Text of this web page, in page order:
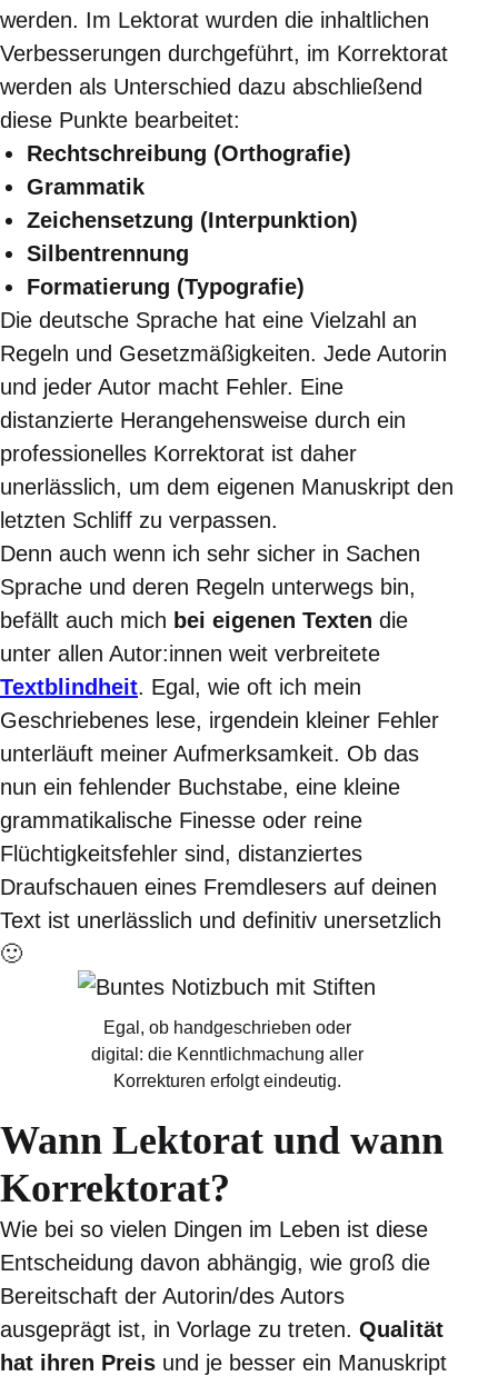
werden. Im Lektorat wurden die inhaltlichen
Verbesserungen durchgeführt, im Korrektorat
werden als Unterschied dazu abschließend
diese Punkte bearbeitet:
Rechtschreibung (Orthografie)
Grammatik
Zeichensetzung (Interpunktion)
Silbentrennung
Formatierung (Typografie)
Die deutsche Sprache hat eine Vielzahl an
Regeln und Gesetzmäßigkeiten. Jede Autorin
und jeder Autor macht Fehler. Eine
distanzierte Herangehensweise durch ein
professionelles Korrektorat ist daher
unerlässlich, um dem eigenen Manuskript den
letzten Schliff zu verpassen.
Denn auch wenn ich sehr sicher in Sachen
Sprache und deren Regeln unterwegs bin,
befällt auch mich bei eigenen Texten die
unter allen Autor:innen weit verbreitete
Textblindheit. Egal, wie oft ich mein
Geschriebenes lese, irgendein kleiner Fehler
unterläuft meiner Aufmerksamkeit. Ob das
nun ein fehlender Buchstabe, eine kleine
grammatikalische Finesse oder reine
Flüchtigkeitsfehler sind, distanziertes
Draufschauen eines Fremdlesers auf deinen
Text ist unerlässlich und definitiv unersetzlich
🙂
Egal, ob handgeschrieben oder
digital: die Kenntlichmachung aller
Korrekturen erfolgt eindeutig.
Wann Lektorat und wann
Korrektorat?
Wie bei so vielen Dingen im Leben ist diese
Entscheidung davon abhängig, wie groß die
Bereitschaft der Autorin/des Autors
ausgeprägt ist, in Vorlage zu treten. Qualität
hat ihren Preis und je besser ein Manuskript